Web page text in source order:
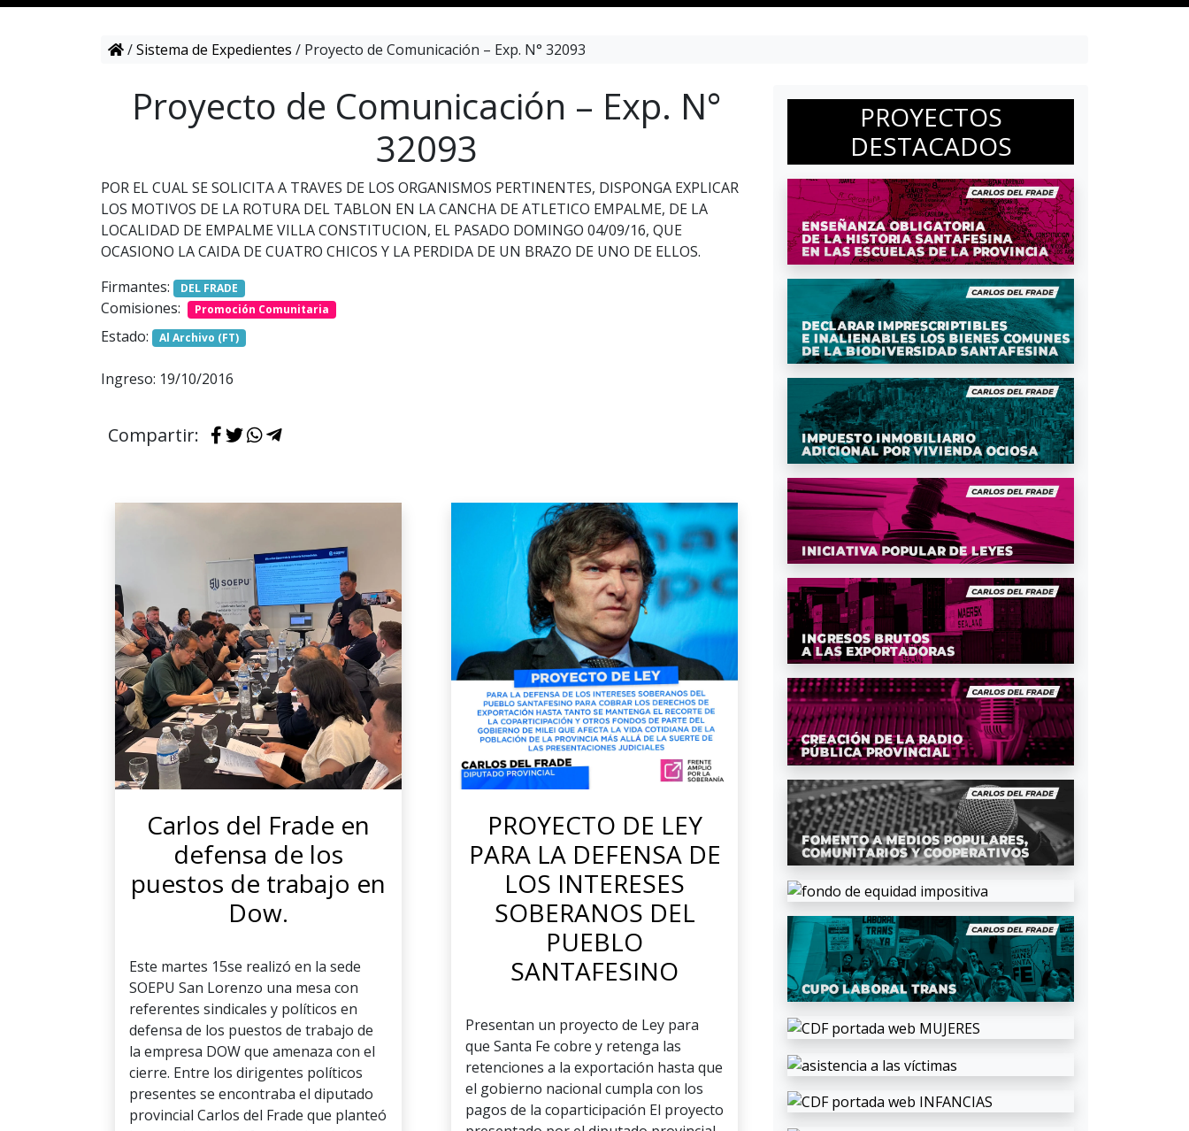
/Sistema de Expedientes / Proyecto de Comunicación – Exp. N° 32093
Proyecto de Comunicación – Exp. N°
32093
POR EL CUAL SE SOLICITA A TRAVES DE LOS ORGANISMOS PERTINENTES, DISPONGA EXPLICAR
LOS MOTIVOS DE LA ROTURA DEL TABLON EN LA CANCHA DE ATLETICO EMPALME, DE LA
LOCALIDAD DE EMPALME VILLA CONSTITUCION, EL PASADO DOMINGO 04/09/16, QUE
OCASIONO LA CAIDA DE CUATRO CHICOS Y LA PERDIDA DE UN BRAZO DE UNO DE ELLOS.
Firmantes:
DEL FRADE
Comisiones: Promoción Comunitaria
Estado: Al Archivo (FT)
Ingreso: 19/10/2016
Compartir:
Carlos del Frade en
defensa de los
puestos de trabajo en
Dow.
Este martes 15se realizó en la sede
SOEPU San Lorenzo una mesa con
referentes sindicales y políticos en
defensa de los puestos de trabajo de
la empresa DOW que amenaza con el
cierre. Entre los dirigentes políticos
presentes se encontraba el diputado
provincial Carlos del Frade que planteó
PROYECTO DE LEY
PARA LA DEFENSA DE
LOS INTERESES
SOBERANOS DEL
PUEBLO
SANTAFESINO
Presentan un proyecto de Ley para
que Santa Fe cobre y retenga las
retenciones a la exportación hasta que
el gobierno nacional cumpla con los
pagos de la coparticipación El proyecto
PROYECTOS
DESTACADOS